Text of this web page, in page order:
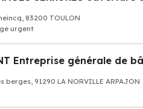
83200 TOULON
urgent
Entreprise générale de
berges, 91290 LA NORVILLE ARPAJON